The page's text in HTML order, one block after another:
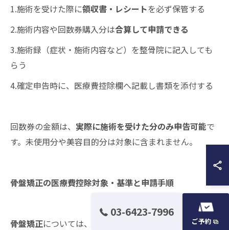
1.施術を受けた際に領収書・レシートを必ず保管する
2.施術内容や回数券購入分は合算して申請できる
3.施術録（症状・施術内容など）を整骨院に記入しても
らう
4.確定申告時に、医療費控除欄へ記載し書類を添付する
回数券の金額は、 実際に施術を受けた分のみ申告可能で
す。未使用分や美容目的分は対象に含まれません。
骨盤矯正の医療費控除対象・基準と申請手順
骨盤矯正については、「腰痛などの機能改善が目的」
03-6423-7996
ご予約